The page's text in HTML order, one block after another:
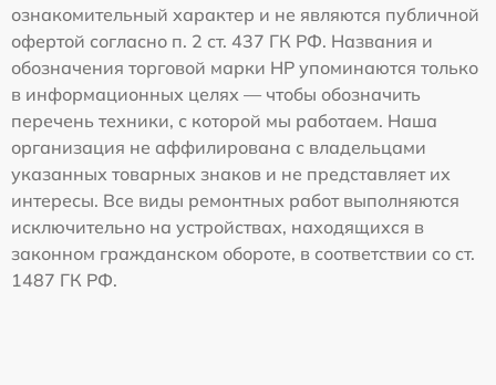
ознакомительный характер и не являются публичной
офертой согласно п. 2 ст. 437 ГК РФ. Названия и
обозначения торговой марки HP упоминаются только
в информационных целях — чтобы обозначить
перечень техники, с которой мы работаем. Наша
организация не аффилирована с владельцами
указанных товарных знаков и не представляет их
интересы. Все виды ремонтных работ выполняются
исключительно на устройствах, находящихся в
законном гражданском обороте, в соответствии со ст.
1487 ГК РФ.